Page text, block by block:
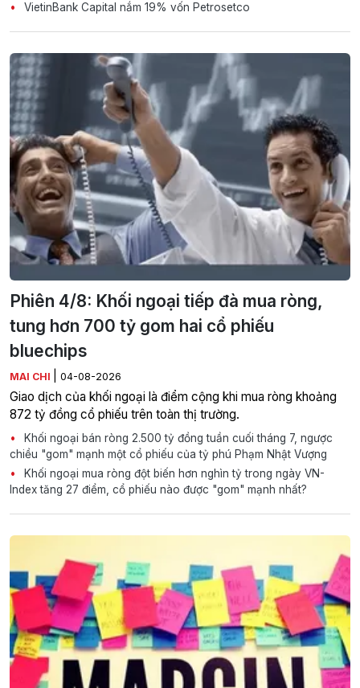
VietinBank Capital nắm 19% vốn Petrosetco
Phiên 4/8: Khối ngoại tiếp đà mua ròng,
tung hơn 700 tỷ gom hai cổ phiếu
bluechips
MAI CHI 04-08-2026
Giao dịch của khối ngoại là điểm cộng khi mua ròng khoảng
872 tỷ đồng cổ phiếu trên toàn thị trường.
Khối ngoại bán ròng 2.500 tỷ đồng tuần cuối tháng 7, ngược
chiều "gom" mạnh một cổ phiếu của tỷ phú Phạm Nhật Vượng
Khối ngoại mua ròng đột biến hơn nghìn tỷ trong ngày VN-
Index tăng 27 điểm, cổ phiếu nào được "gom" mạnh nhất?